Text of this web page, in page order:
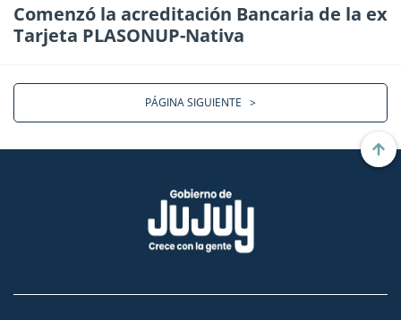
Comenzó la acreditación Bancaria de la ex
Tarjeta PLASONUP-Nativa
PÁGINA SIGUIENTE >